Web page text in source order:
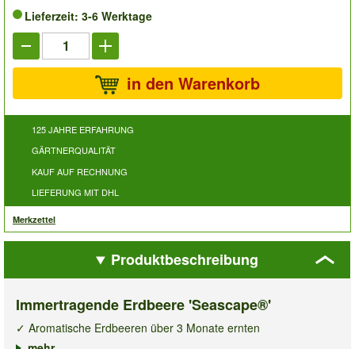
Lieferzeit: 3-6 Werktage
in den Warenkorb
125 JAHRE ERFAHRUNG
GÄRTNERQUALITÄT
KAUF AUF RECHNUNG
LIEFERUNG MIT DHL
Merkzettel
Produktbeschreibung
Immertragende Erdbeere 'Seascape®'
✓ Aromatische Erdbeeren über 3 Monate ernten
✓ Super-Erträge auch bei großer Sommerhitze